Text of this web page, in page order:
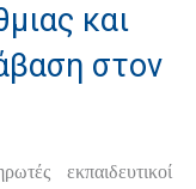
και
στον
εκπαιδευτικοί